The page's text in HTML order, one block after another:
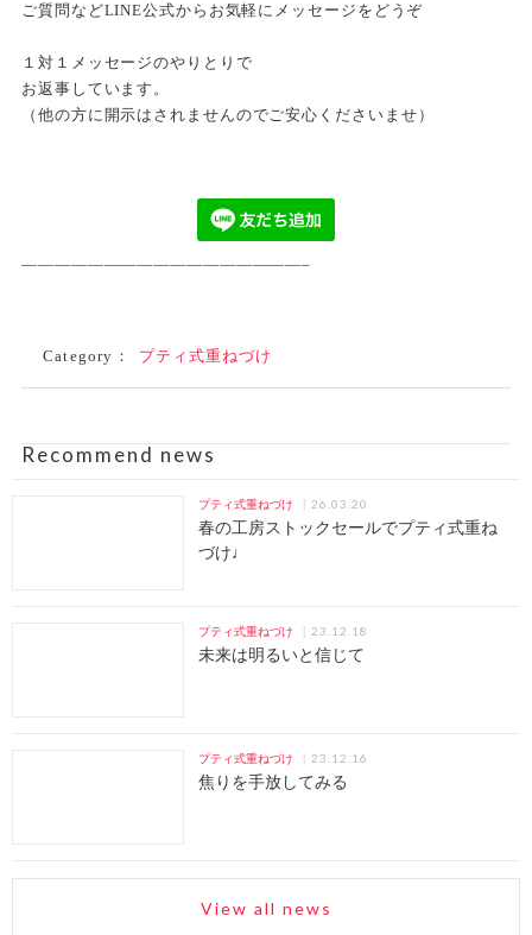
ご質問などLINE公式からお気軽にメッセージをどうぞ
１対１メッセージのやりとりで
お返事しています。
（他の方に開示はされませんのでご安心くださいませ）
—————————————————–
Category： プティ式重ねづけ
Recommend news
プティ式重ねづけ 26.03.20
春の工房ストックセールでプティ式重ね
づけ♩
プティ式重ねづけ 23.12.18
未来は明るいと信じて
プティ式重ねづけ 23.12.16
焦りを手放してみる
View all news